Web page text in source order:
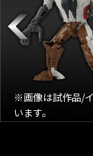
※画像は試作品/
います。